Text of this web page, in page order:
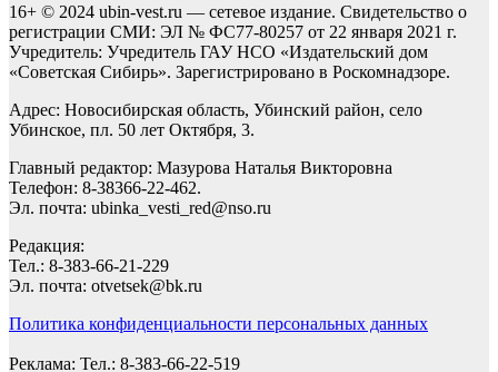
16+ © 2024 ubin-vest.ru — сетевое издание. Свидетельство о
регистрации СМИ: ЭЛ № ФС77-80257 от 22 января 2021 г.
Учредитель: Учредитель ГАУ НСО «Издательский дом
«Советская Сибирь». Зарегистрировано в Роскомнадзоре.
Адрес: Новосибирская область, Убинский район, село
Убинское, пл. 50 лет Октября, 3.
Главный редактор: Мазурова Наталья Викторовна
Телефон: 8-38366-22-462.
Эл. почта: ubinka_vesti_red@nso.ru
Редакция:
Тел.: 8-383-66-21-229
Эл. почта: otvetsek@bk.ru
Политика конфиденциальности персональных данных
Реклама: Тел.: 8-383-66-22-519